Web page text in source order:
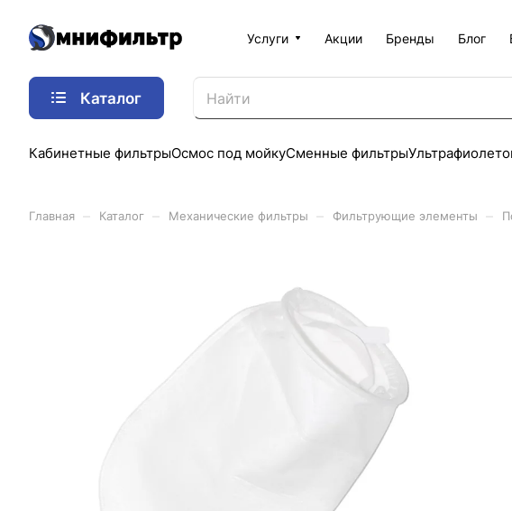
Услуги Акции Бренды Блог
Каталог
Кабинетные фильтрыОсмос под мойкуСменные фильтры
Главная Каталог Механические фильтры Фильтрующие элементы